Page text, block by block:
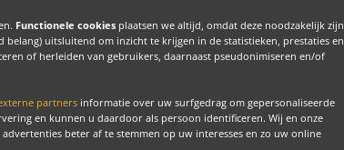
Functionele cookies plaatsen we altijd, omdat deze noodzakelijk zijn
belang) uitsluitend om inzicht te krijgen in de statistieken, prestaties en
of herleiden van gebruikers, daarnaast pseudonimiseren en/of
partners informatie over uw surfgedrag om gepersonaliseerde
en kunnen u daardoor als persoon identificeren. Wij en onze
beter af te stemmen op uw interesses en zo uw online